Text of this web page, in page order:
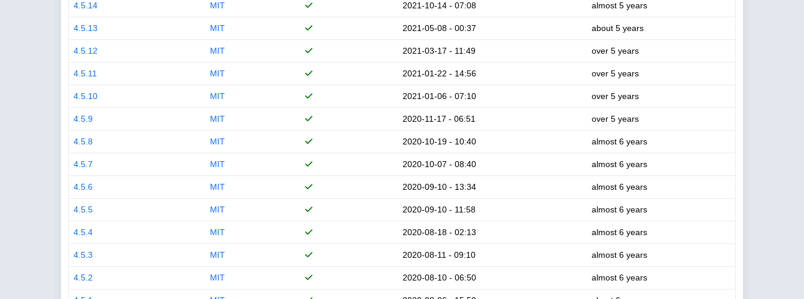
4.5.14 MIT 2021-10-14 - 07:08 almost 5 years
4.5.13 MIT 2021-05-08 - 00:37 about 5 years
4.5.12 MIT 2021-03-17 - 11:49 over 5 years
4.5.11 MIT 2021-01-22 - 14:56 over 5 years
4.5.10 MIT 2021-01-06 - 07:10 over 5 years
4.5.9 MIT 2020-11-17 - 06:51 over 5 years
4.5.8 MIT 2020-10-19 - 10:40 almost 6 years
4.5.7 MIT 2020-10-07 - 08:40 almost 6 years
4.5.6 MIT 2020-09-10 - 13:34 almost 6 years
4.5.5 MIT 2020-09-10 - 11:58 almost 6 years
4.5.4 MIT 2020-08-18 - 02:13 almost 6 years
4.5.3 MIT 2020-08-11 - 09:10 almost 6 years
4.5.2 MIT 2020-08-10 - 06:50 almost 6 years